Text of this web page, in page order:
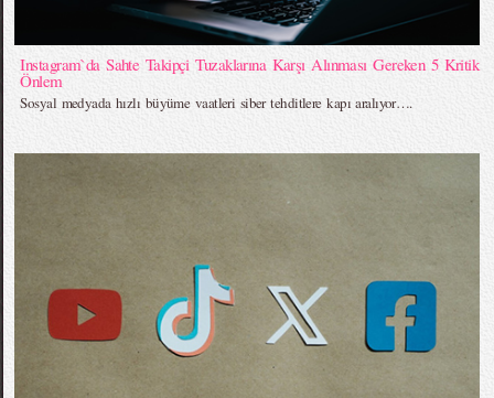
Instagram`da Sahte Takipçi Tuzaklarına Karşı Alınması Gereken 5 Kritik
Önlem
Sosyal medyada hızlı büyüme vaatleri siber tehditlere kapı aralıyor….